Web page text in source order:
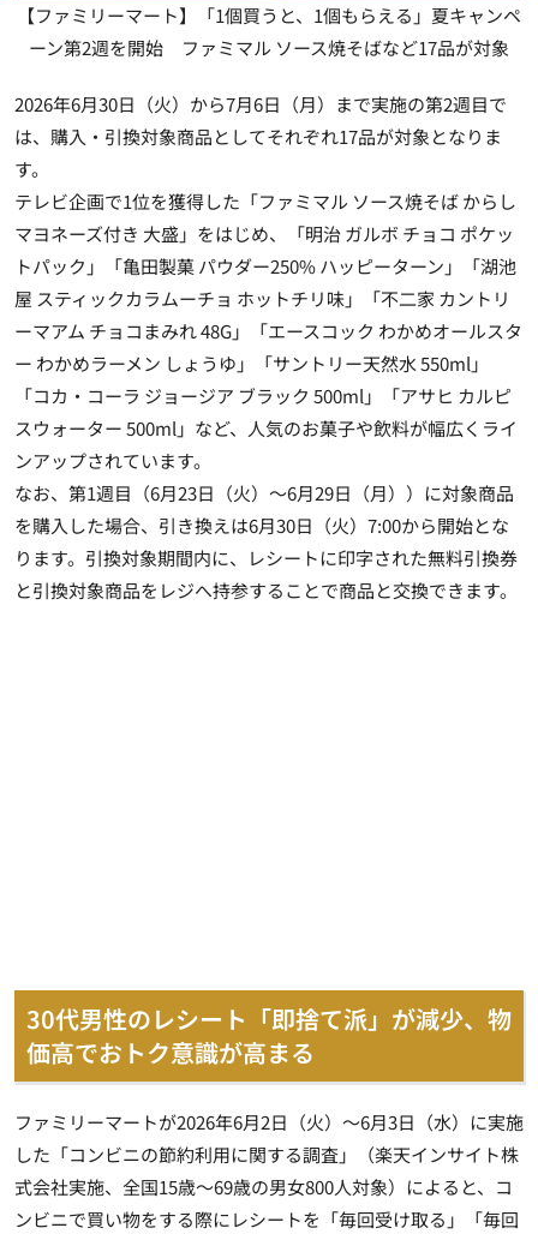
【ファミリーマート】「1個買うと、1個もらえる」夏キャンペ
ーン第2週を開始 ファミマル ソース焼そばなど17品が対象
2026年6月30日（火）から7月6日（月）まで実施の第2週目で
は、購入・引換対象商品としてそれぞれ17品が対象となりま
す。
テレビ企画で1位を獲得した「ファミマル ソース焼そば からし
マヨネーズ付き 大盛」をはじめ、「明治 ガルボ チョコ ポケッ
トパック」「亀田製菓 パウダー250% ハッピーターン」「湖池
屋 スティックカラムーチョ ホットチリ味」「不二家 カントリ
ーマアム チョコまみれ 48G」「エースコック わかめオールスタ
ー わかめラーメン しょうゆ」「サントリー天然水 550ml」
「コカ・コーラ ジョージア ブラック 500ml」「アサヒ カルピ
スウォーター 500ml」など、人気のお菓子や飲料が幅広くライ
ンアップされています。
なお、第1週目（6月23日（火）～6月29日（月））に対象商品
を購入した場合、引き換えは6月30日（火）7:00から開始とな
ります。引換対象期間内に、レシートに印字された無料引換券
と引換対象商品をレジへ持参することで商品と交換できます。
30代男性のレシート「即捨て派」が減少、物
価高でおトク意識が高まる
ファミリーマートが2026年6月2日（火）～6月3日（水）に実施
した「コンビニの節約利用に関する調査」（楽天インサイト株
式会社実施、全国15歳～69歳の男女800人対象）によると、コ
ンビニで買い物をする際にレシートを「毎回受け取る」「毎回